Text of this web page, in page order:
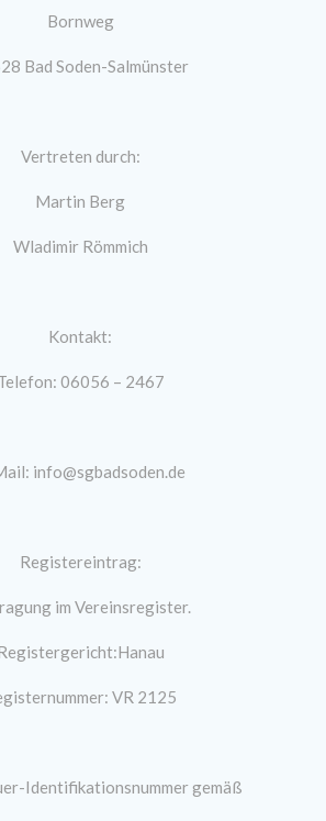
Bornweg
Bad Soden-Salmünster
Vertreten durch:
Martin Berg
Wladimir Römmich
Kontakt:
06056 – 2467
info@sgbadsoden.de
Registereintrag:
im Vereinsregister.
VR 2125
Identifikationsnummer gemäß